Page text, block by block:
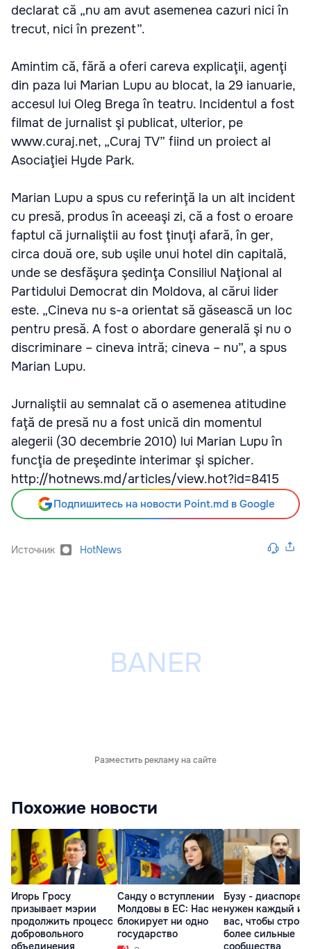
declarat că „nu am avut asemenea cazuri nici în
trecut, nici în prezent”.
Amintim că, fără a oferi careva explicaţii, agenţi
din paza lui Marian Lupu au blocat, la 29 ianuarie,
accesul lui Oleg Brega în teatru. Incidentul a fost
filmat de jurnalist şi publicat, ulterior, pe
www.curaj.net, „Curaj TV” fiind un proiect al
Asociaţiei Hyde Park.
Marian Lupu a spus cu referinţă la un alt incident
cu presă, produs în aceeaşi zi, că a fost o eroare
faptul că jurnaliştii au fost ţinuţi afară, în ger,
circa două ore, sub uşile unui hotel din capitală,
unde se desfăşura şedinţa Consiliul Naţional al
Partidului Democrat din Moldova, al cărui lider
este. „Cineva nu s-a orientat să găsească un loc
pentru presă. A fost o abordare generală şi nu o
discriminare – cineva intră; cineva – nu”, a spus
Marian Lupu.
Jurnaliştii au semnalat că o asemenea atitudine
faţă de presă nu a fost unică din momentul
alegerii (30 decembrie 2010) lui Marian Lupu în
funcţia de preşedinte interimar şi spicher.
http://hotnews.md/articles/view.hot?id=8415
Подпишитесь на новости Point.md в Google
Источник HotNews
Разместить рекламу на сайте
Похожие новости
Игорь Гросу
призывает мэрии
продолжить процесс
добровольного
объединения
Санду о вступлении
Молдовы в ЕС: Нас не
блокирует ни одно
государство
Бузу - диаспоре:
нужен каждый из
вас, чтобы
более сильные
сообщества